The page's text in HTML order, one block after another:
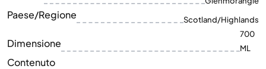
Paese/Regione Scotland/Highlands
Dimensione
700
ML
Contenuto